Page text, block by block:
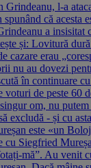
Grindeanu, l-a
că acesta
a insisitat
și: Lovitură
cazare erau
nu au dovezi
în continuare
voturi de peste 60
om, nu putem
excludă - și cu
este «un
cu Siegfried
mă”. Au venit